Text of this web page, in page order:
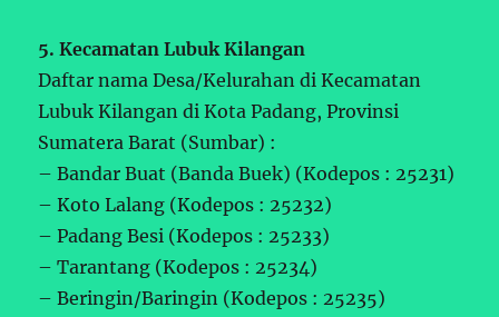
5. Kecamatan Lubuk Kilangan
Daftar nama Desa/Kelurahan di Kecamatan
Lubuk Kilangan di Kota Padang, Provinsi
Sumatera Barat (Sumbar) :
– Bandar Buat (Banda Buek) (Kodepos : 25231)
– Koto Lalang (Kodepos : 25232)
– Padang Besi (Kodepos : 25233)
– Tarantang (Kodepos : 25234)
– Beringin/Baringin (Kodepos : 25235)